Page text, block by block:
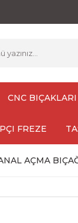
CNC BIÇAKLARI
FREZE
AÇMA